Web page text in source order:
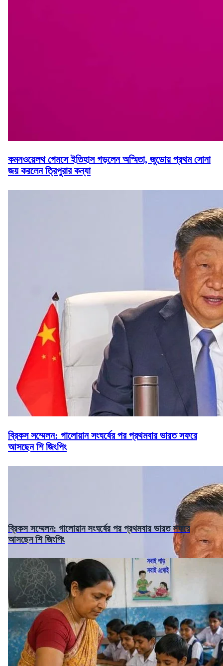
কমনওয়েলথ গেমসে ইতিহাস গড়লেন অস্মিতা, জুডোয় প্রথম সোনা
জয় করলেন ত্রিপুরার কন্যা
ব্রিকস সম্মেলন: গালোয়ান সংঘর্ষের পর প্রথমবার ভারত সফরে
আসছেন শি জিংপিং
ব্রিকস সম্মেলন: গালোয়ান সংঘর্ষের পর প্রথমবার ভারত সফরে
আসছেন শি জিংপিং